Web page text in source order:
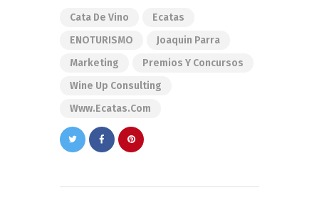
Cata De Vino
Ecatas
ENOTURISMO
Joaquin Parra
Marketing
Premios Y Concursos
Wine Up Consulting
Www.ecatas.com